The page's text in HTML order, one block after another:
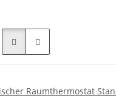
Raumthermostat